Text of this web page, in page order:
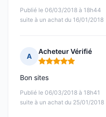
Publié le 06/03/2018 à 18h44
suite à un achat du 16/01/2018
A
Acheteur Vérifié
Note : 5 sur 5
Publié le 06/03/2018 à 18h41
suite à un achat du 25/01/2018
Bon sites